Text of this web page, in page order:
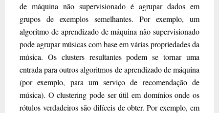
de máquina não supervisionado é agrupar dados em
grupos de exemplos semelhantes. Por exemplo, um
algoritmo de aprendizado de máquina não supervisionado
pode agrupar músicas com base em várias propriedades da
música. Os clusters resultantes podem se tornar uma
entrada para outros algoritmos de aprendizado de máquina
(por exemplo, para um serviço de recomendação de
música). O clustering pode ser útil em domínios onde os
rótulos verdadeiros são difíceis de obter. Por exemplo, em